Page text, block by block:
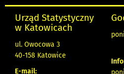
Urząd Statystyczny
w Katowicach
ul. Owocowa 3
40-158 Katowice
E-mail: